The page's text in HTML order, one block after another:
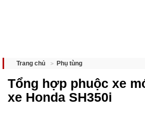
Trang chủ Phụ tùng
Tổng hợp phuộc xe
xe Honda SH350i